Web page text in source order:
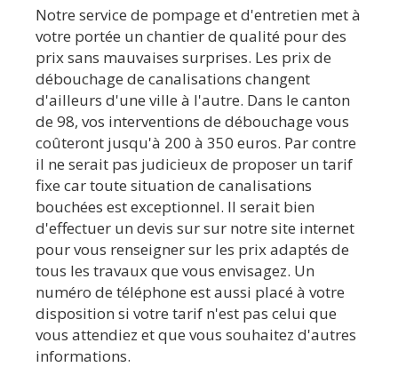
Notre service de pompage et d'entretien met à
votre portée un chantier de qualité pour des
prix sans mauvaises surprises. Les prix de
débouchage de canalisations changent
d'ailleurs d'une ville à l'autre. Dans le canton
de 98, vos interventions de débouchage vous
coûteront jusqu'à 200 à 350 euros. Par contre
il ne serait pas judicieux de proposer un tarif
fixe car toute situation de canalisations
bouchées est exceptionnel. Il serait bien
d'effectuer un devis sur sur notre site internet
pour vous renseigner sur les prix adaptés de
tous les travaux que vous envisagez. Un
numéro de téléphone est aussi placé à votre
disposition si votre tarif n'est pas celui que
vous attendiez et que vous souhaitez d'autres
informations.